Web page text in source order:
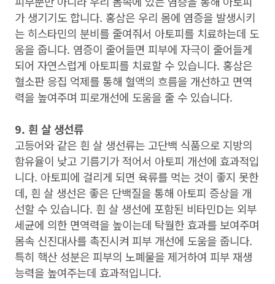
가 생기기도 합니다. 홍삼은 우리 몸에 염증을 발생시키
는 히스타민의 분비를 줄여줘서 아토피를 치료하는데 도
움을 줍니다. 염증이 줄어들면 피부에 자극이 줄어들게
되어 자연스럽게 아토피를 치료할 수 있습니다. 홍삼은
혈소판 응집 억제를 통해 혈액의 흐름을 개선하고 면역
력을 높여주며 피로개선에 도움을 줄 수 있습니다.
9. 흰 살 생선류
고등어와 같은 흰 살 생선류는 고단백 식품으로 지방의
함유율이 낮고 기름기가 적어서 아토피 개선에 효과적입
니다. 아토피에 걸리게 되면 육류를 먹는 것이 좋지 못한
데, 흰 살 생선은 좋은 단백질을 통해 아토피 증상을 개
선할 수 있습니다. 흰 살 생선에 포함된 비타민D는 외부
세균에 의한 면역력을 높이는데 탁월한 효과를 보여주며
몸속 신진대사를 촉진시켜 피부 개선에 도움을 줍니다.
특히 핵산 성분은 피부의 노폐물을 제거하여 피부 재생
능력을 높여주는데 효과적입니다.